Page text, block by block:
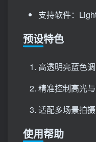
支持软件：
预设特色
高透明亮蓝色
精准控制高光
适配多场景拍
使用帮助